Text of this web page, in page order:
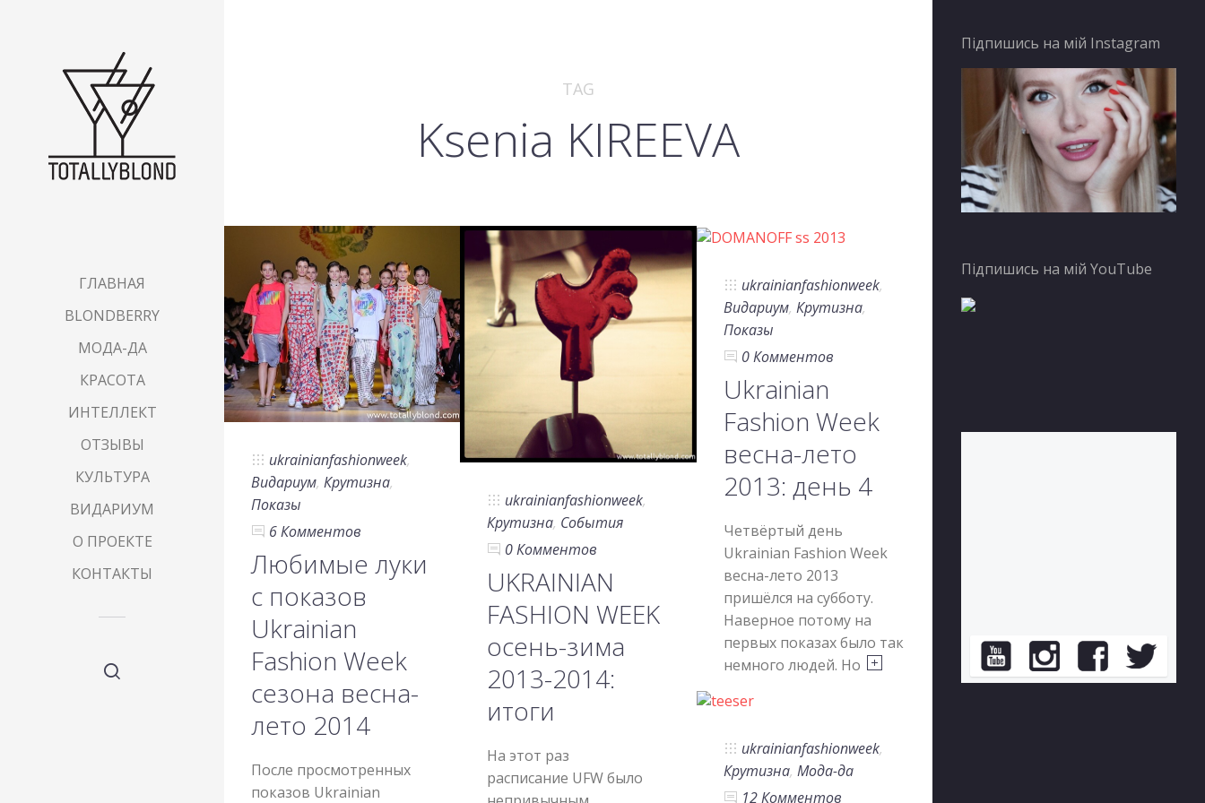
ГЛАВНАЯ
BLONDBERRY
МОДА-ДА
КРАСОТА
ИНТЕЛЛЕКТ
ОТЗЫВЫ
КУЛЬТУРА
ВИДАРИУМ
О ПРОЕКТЕ
КОНТАКТЫ
TAG
Ksenia KIREEVA
ukrainianfashionweek,
Видариум, Крутизна,
Показы
6 Комментов
Любимые луки
с показов
Ukrainian
Fashion Week
сезона весна-
лето 2014
После просмотренных
показов Ukrainian
ukrainianfashionweek,
Крутизна, События
0 Комментов
UKRAINIAN
FASHION WEEK
осень-зима
2013-2014:
итоги
На этот раз
расписание UFW было
ukrainianfashionweek,
Видариум, Крутизна,
Показы
0 Комментов
Ukrainian
Fashion Week
весна-лето
2013: день 4
Четвёртый день
Ukrainian Fashion Week
весна-лето 2013
пришёлся на субботу.
Наверное потому на
первых показах было так
немного людей. Но
ukrainianfashionweek,
Крутизна, Мода-да
12 Комментов
Підпишись на мій Instagram
Підпишись на мій YouTube